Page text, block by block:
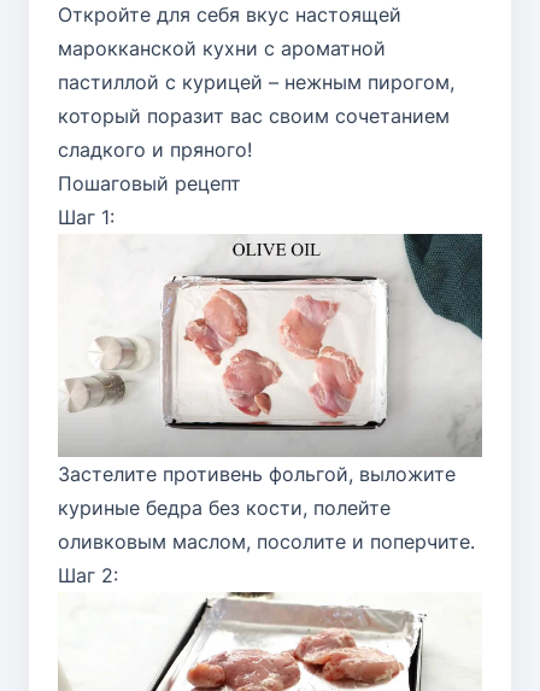
Откройте для себя вкус настоящей
марокканской кухни с ароматной
пастиллой с курицей – нежным пирогом,
который поразит вас своим сочетанием
сладкого и пряного!
Пошаговый рецепт
Шаг 1:
Застелите противень фольгой, выложите
куриные бедра без кости, полейте
оливковым маслом, посолите и поперчите.
Шаг 2: